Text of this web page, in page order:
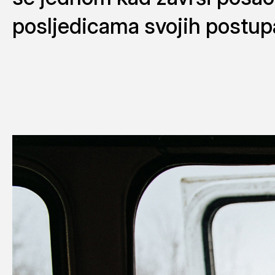
posljedicama svojih